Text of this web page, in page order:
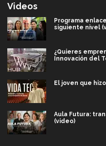
Videos
Programa
siguiente nivel
¿Quieres
Innovación del
El joven que
Aula Futura:
(video)